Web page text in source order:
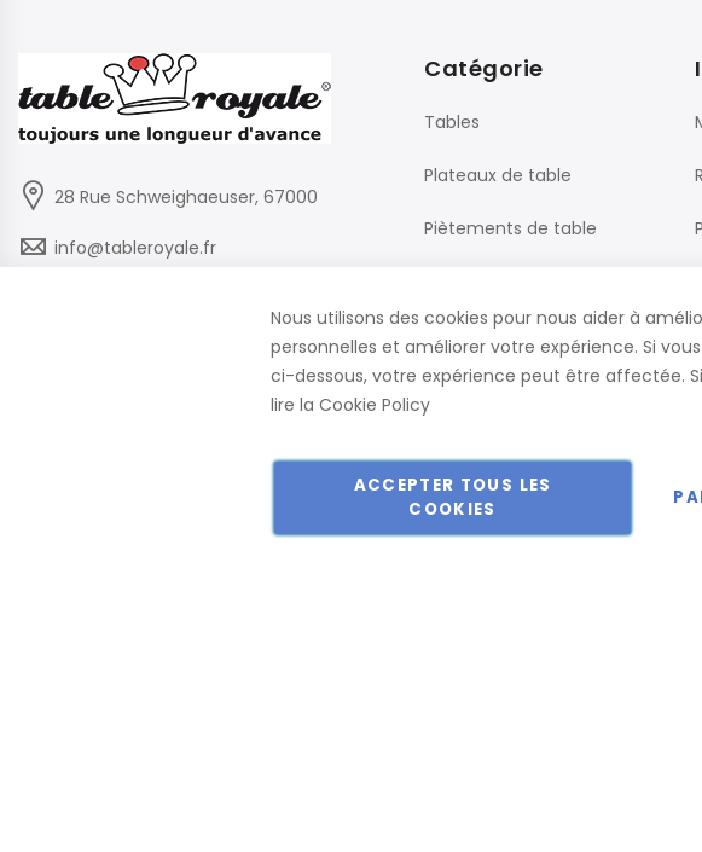
28 Rue Schweighaeuser, 67000
info@tableroyale.fr
Lundi - Vendredi: 07:30-17:00
Catégorie
Tables
Plateaux de table
Piètements de table
Mobilier de Bureau
Copyright © 2018-2024 présent Keller Objektmöbel GmbH Tous droits réservés.
Nous utilisons des cookies pour nous aider à
personnelles et améliorer votre expérience. Si
ci-dessous, votre expérience peut être affectée.
lire laCookie Policy
ACCEPTER TOUS LES
COOKIES